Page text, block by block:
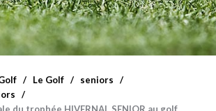
Le Golf
seniors